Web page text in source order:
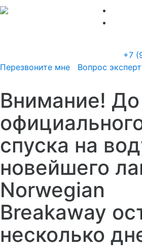
+7
Перезвоните мне
Вопрос
Внимание! До
спуска на
новейшего
Norwegian
Breakaway
несколько